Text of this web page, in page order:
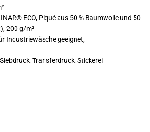
ECO, Piqué aus 50 % Baumwolle und 50
200 g/m²
Industriewäsche geeignet,
Siebdruck, Transferdruck, Stickerei